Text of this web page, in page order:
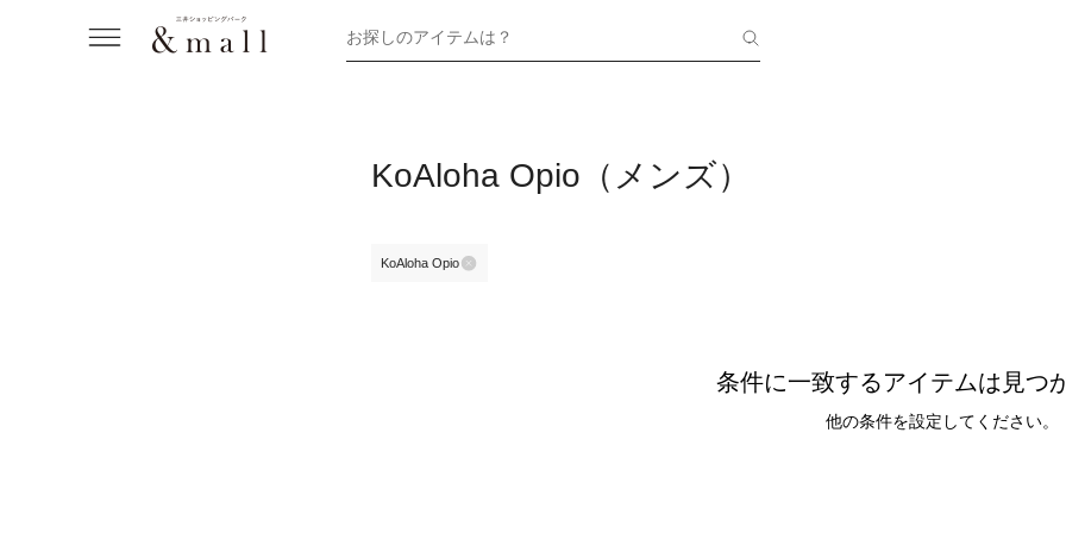
お探しのアイテムは？
KoAloha Opio（メンズ）
KoAloha Opio
条件に一致するアイテムは見つ
他の条件を設定してください。